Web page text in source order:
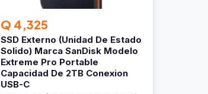
Q 4,325
SSD Externo (Unidad De Estado
Solido) Marca SanDisk Modelo
Extreme Pro Portable
Capacidad De 2TB Conexion
USB-C